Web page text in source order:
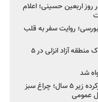
در روز اربعین حسینی؛ اعلام
بورسی؛ روایت سفر به قلب
استاندار گیلان: تردد خودروهای پلاک منطقه آزاد انزلی در ۵
شد
صدور مجوز واردات اتوبوس‌های کارکرده زیر ۵ سال؛ چراغ سبز
عمومی